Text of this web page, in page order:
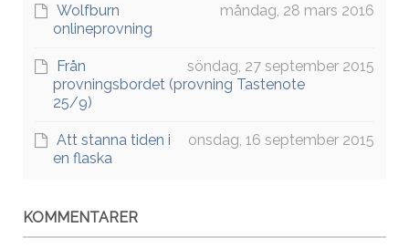
måndag, 28 mars 2016
Wolfburn
onlineprovning
söndag, 27 september 2015
Från
provningsbordet (provning Tastenote
25/9)
onsdag, 16 september 2015
Att stanna tiden i
en flaska
KOMMENTARER